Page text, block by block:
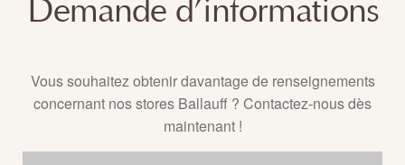
Demande d’informations
Vous souhaitez obtenir davantage de renseignements
concernant nos stores Ballauff ? Contactez-nous dès
maintenant !